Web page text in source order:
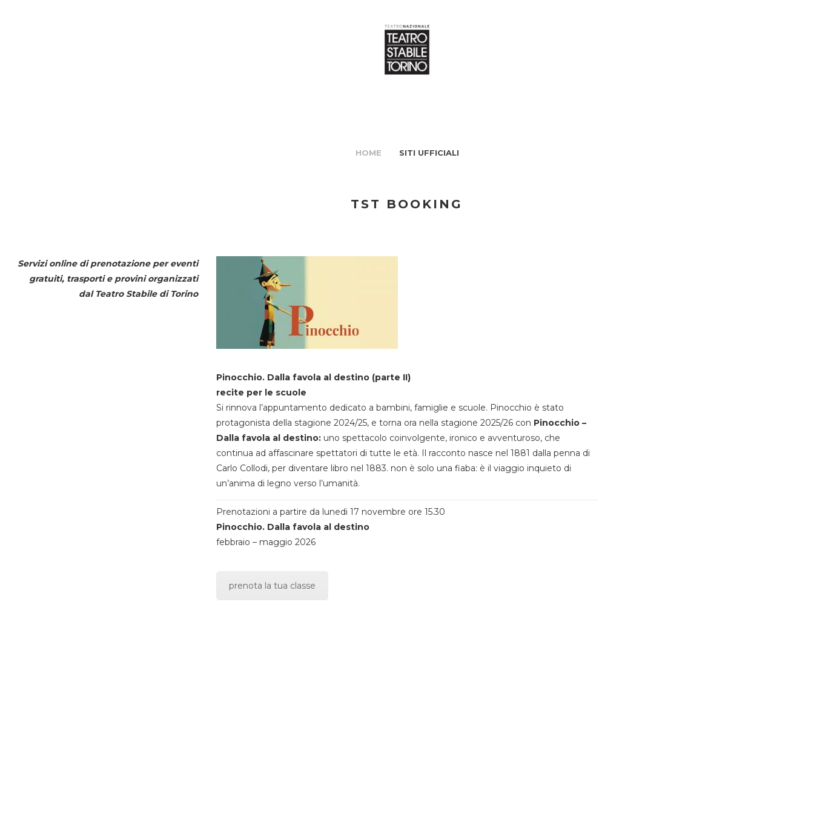
HOME SITI UFFICIALI
TST BOOKING
Servizi online di prenotazione per eventi
gratuiti, trasporti e provini organizzati
dal Teatro Stabile di Torino
Pinocchio. Dalla favola al destino (parte II)
recite per le scuole
Si rinnova l’appuntamento dedicato a bambini, famiglie e scuole. Pinocchio è stato
protagonista della stagione 2024/25, e torna ora nella stagione 2025/26 con Pinocchio –
Dalla favola al destino:uno spettacolo coinvolgente, ironico e avventuroso, che
continua ad affascinare spettatori di tutte le età. Il racconto nasce nel 1881 dalla penna di
Carlo Collodi, per diventare libro nel 1883. non è solo una fiaba: è il viaggio inquieto di
un’anima di legno verso l’umanità.
Prenotazioni a partire da lunedi 17 novembre ore 15.30
Pinocchio. Dalla favola al destino
febbraio – maggio 2026
prenota la tua classe